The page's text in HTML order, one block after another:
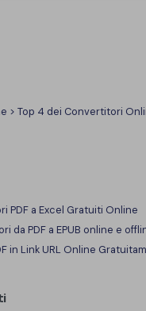
> Top 4 dei Convertitori
PDF a Excel Gratuiti Online
da PDF a EPUB online e
in Link URL Online